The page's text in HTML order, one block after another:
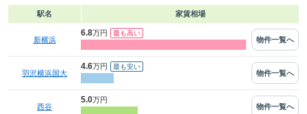
駅名 家賃相場
新横浜
6.8万円
物件一覧へ
羽沢横浜国大
4.6万円
物件一覧へ
西谷
5.0万円
物件一覧へ